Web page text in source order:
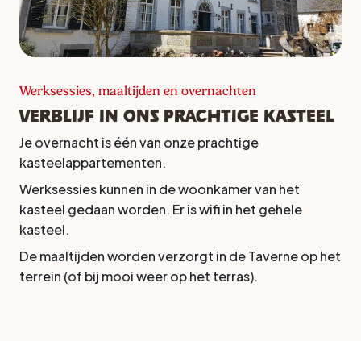
Werksessies, maaltijden en overnachten
Verblijf in ons prachtige kasteel
Je overnacht is één van onze prachtige
kasteelappartementen.
Werksessies kunnen in de woonkamer van het
kasteel gedaan worden. Er is wifi in het gehele
kasteel.
De maaltijden worden verzorgt in de Taverne op het
terrein (of bij mooi weer op het terras).